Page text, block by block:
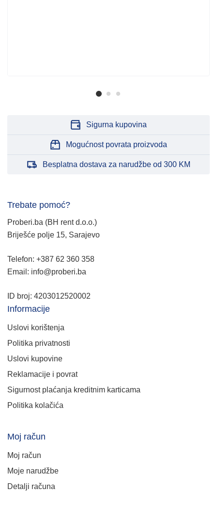
Sigurna kupovina
Mogućnost povrata proizvoda
Besplatna dostava za narudžbe od 300 KM
Trebate pomoć?
Proberi.ba (BH rent d.o.o.)
Briješće polje 15, Sarajevo
Telefon: +387 62 360 358
Email: info@proberi.ba
ID broj: 4203012520002
Informacije
Uslovi korištenja
Politika privatnosti
Uslovi kupovine
Reklamacije i povrat
Sigurnost plaćanja kreditnim karticama
Politika kolačića
Moj račun
Moj račun
Moje narudžbe
Detalji računa